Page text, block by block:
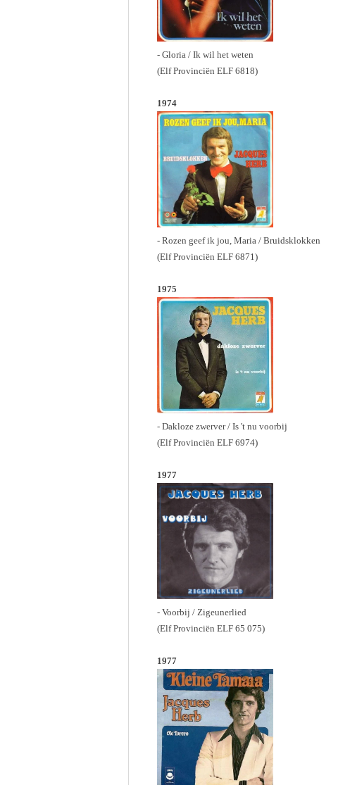
- Gloria / Ik wil het weten
(Elf Provinciën ELF 6818)
1974
- Rozen geef ik jou, Maria / Bruidsklokken
(Elf Provinciën ELF 6871)
1975
- Dakloze zwerver / Is 't nu voorbij
(Elf Provinciën ELF 6974)
1977
- Voorbij / Zigeunerlied
(Elf Provinciën ELF 65 075)
1977